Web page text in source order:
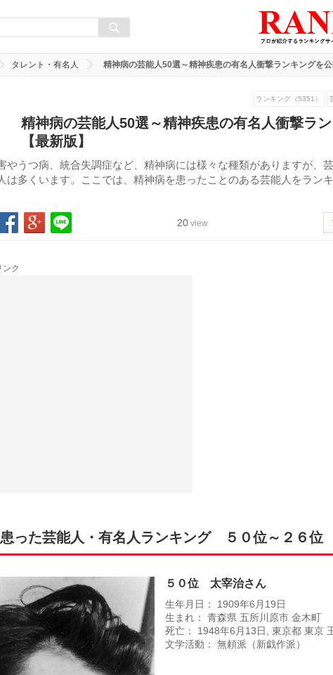
タレント・有名人 精神病の芸能人50選～精神疾患の有名人衝撃ランキングを公
ランキング（5351）
精神病の芸能人50選～精神疾患の有名人衝撃ラ
【最新版】
やうつ病、統合失調症など、精神病には様々な種類がありますが、
は多くいます。ここでは、精神病を患ったことのある芸能人をラン
20 view
ンク
った芸能人・有名人ランキング ５０位～２６位
５０位 太宰治さん
生年月日： 1909年6月19日
生まれ： 青森県 五所川原市 金木町
死亡： 1948年6月13日, 東京都 東京
文学活動： 無頼派（新戯作派）